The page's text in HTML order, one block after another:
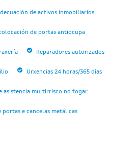
de activos inmobiliarios
de portas antiocupa
Reparadores autorizados
Urxencias 24 horas/365 días
asistencia multirrisco no fogar
portas e cancelas metálicas